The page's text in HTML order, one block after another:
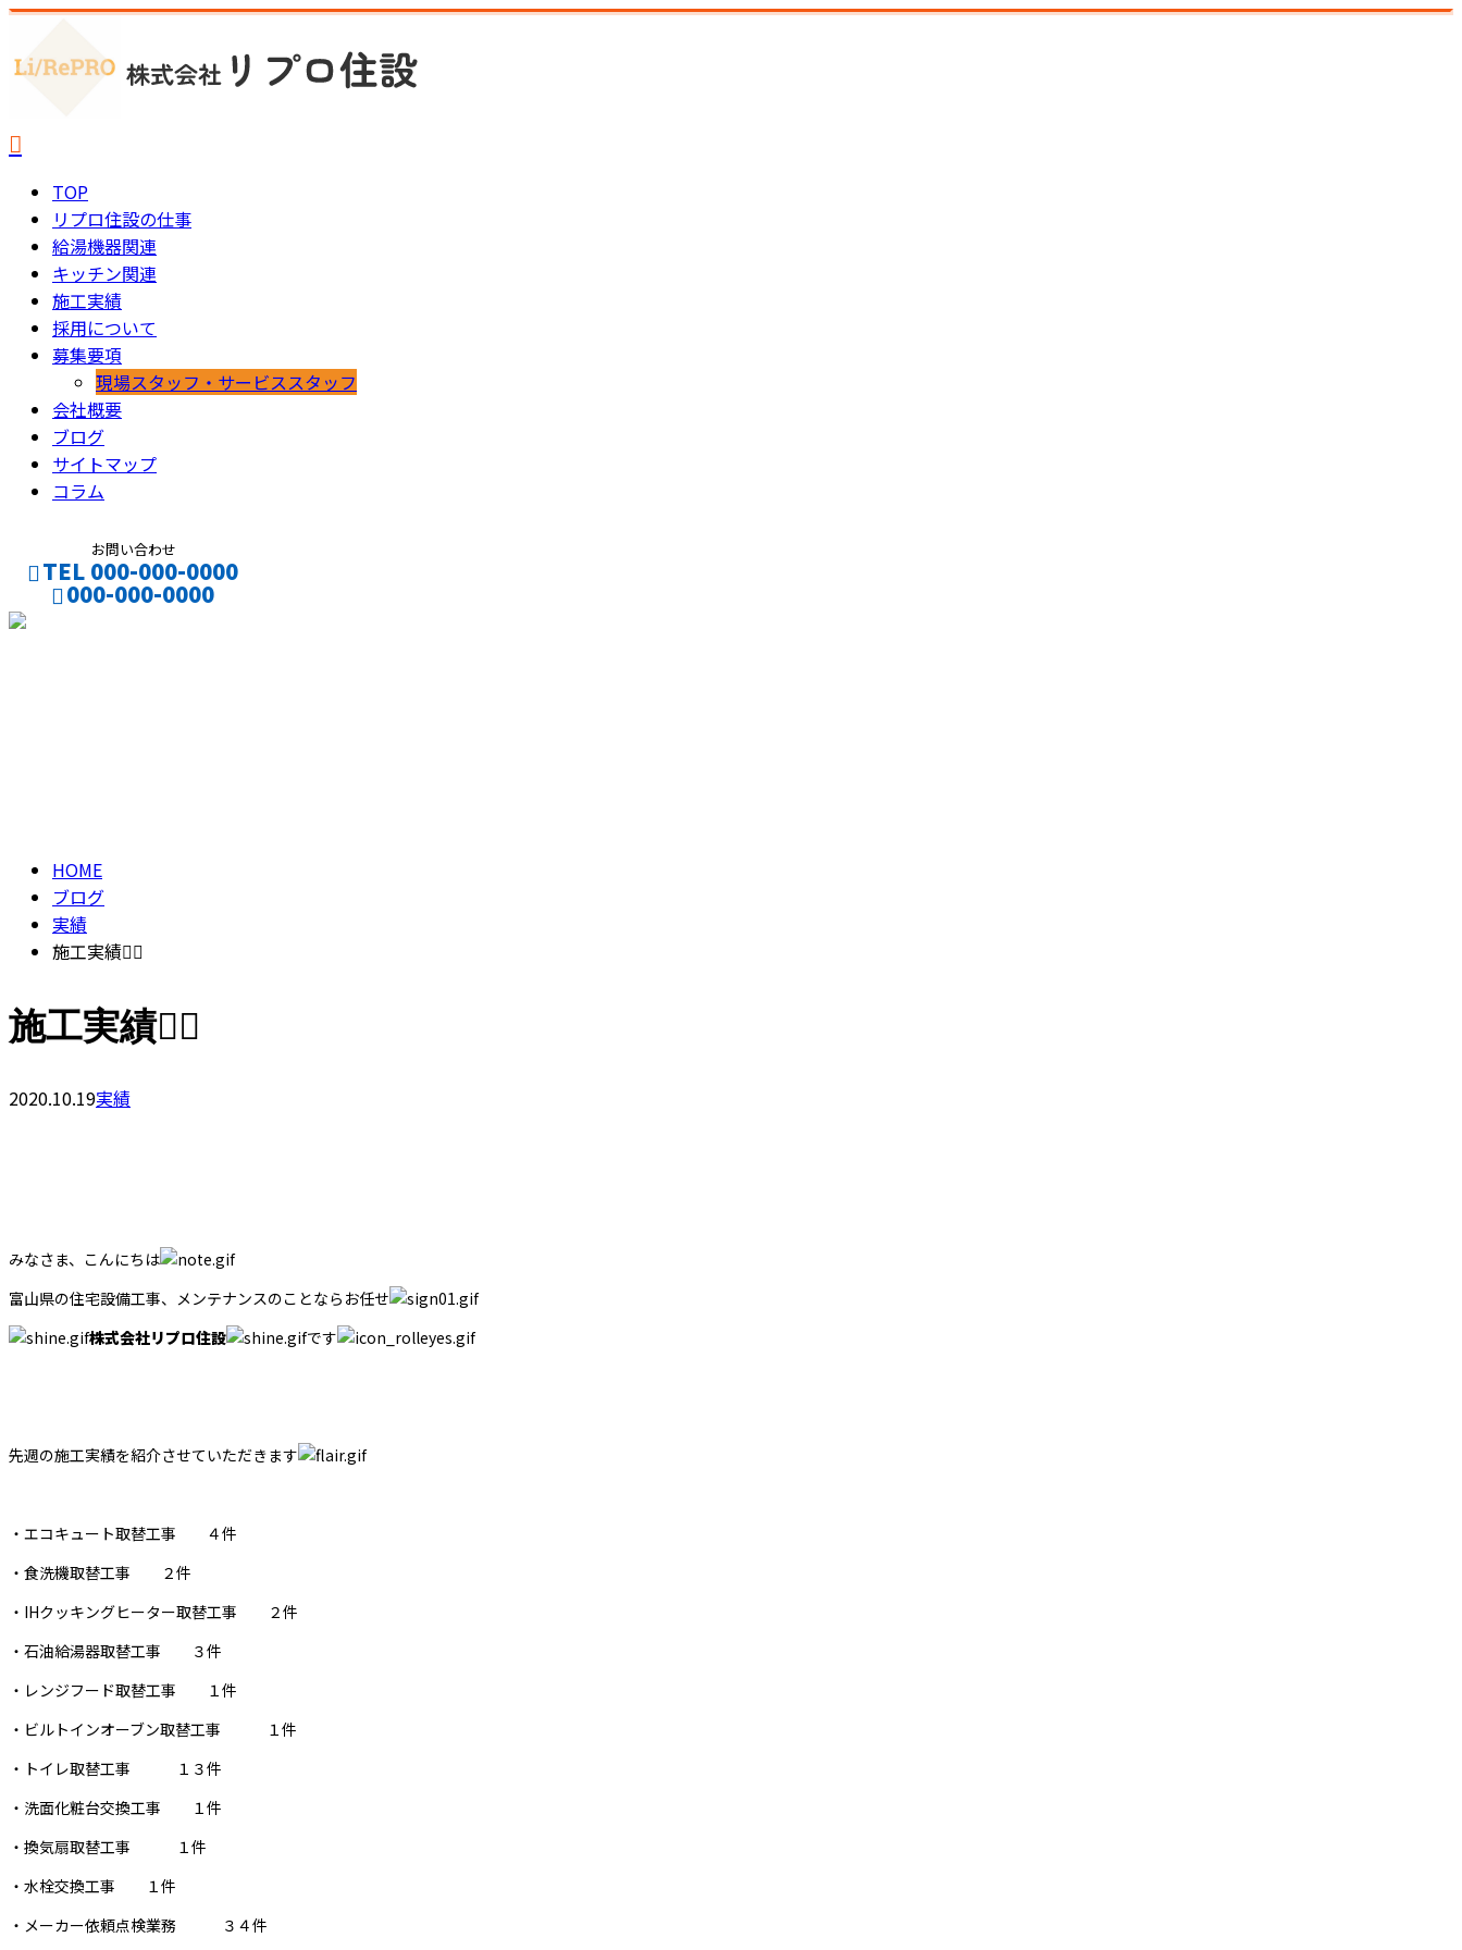
TOP
リプロ住設の仕事
給湯機器関連
キッチン関連
施工実績
採用について
募集要項
現場スタッフ・サービススタッフ
会社概要
ブログ
サイトマップ
コラム
お問い合わせ
TEL 000-000-0000
000-000-0000
HOME
ブログ
実績
施工実績👷‍♂️
施工実績👷‍♂️
2020.10.19実績
みなさま、こんにちは
富山県の住宅設備工事、メンテナンスのことならお任せ
株式会社リプロ住設
です
先週の施工実績を紹介させていただきます
・エコキュート取替工事 ４件
・食洗機取替工事 ２件
・IHクッキングヒーター取替工事 ２件
・石油給湯器取替工事 ３件
・レンジフード取替工事 １件
・ビルトインオーブン取替工事 １件
・トイレ取替工事 １３件
・洗面化粧台交換工事 １件
・換気扇取替工事 １件
・水栓交換工事 １件
・メーカー依頼点検業務 ３４件